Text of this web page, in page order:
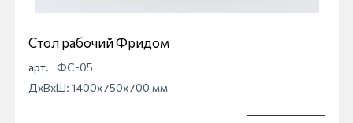
Стол рабочий Фридом
арт.
ФС-05
ДхВхШ: 1400x750x700 мм